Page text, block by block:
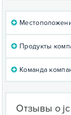
Продукты
Команда
Отзывы о